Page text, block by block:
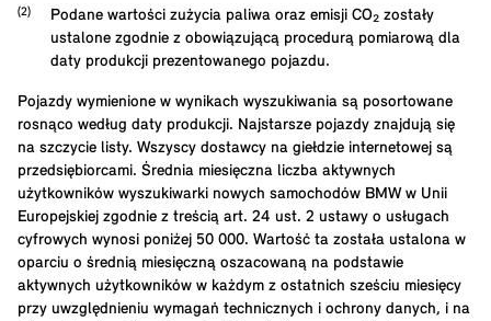
Podane wartości zużycia paliwa oraz emisji CO₂ zostały
ustalone zgodnie z obowiązującą procedurą pomiarową dla
daty produkcji prezentowanego pojazdu.
Pojazdy wymienione w wynikach wyszukiwania są posortowane
rosnąco według daty produkcji. Najstarsze pojazdy znajdują się
na szczycie listy. Wszyscy dostawcy na giełdzie internetowej są
przedsiębiorcami. Średnia miesięczna liczba aktywnych
użytkowników wyszukiwarki nowych samochodów BMW w Unii
Europejskiej zgodnie z treścią art. 24 ust. 2 ustawy o usługach
cyfrowych wynosi poniżej 50 000. Wartość ta została ustalona w
oparciu o średnią miesięczną oszacowaną na podstawie
aktywnych użytkowników w każdym z ostatnich sześciu miesięcy
przy uwzględnieniu wymagań technicznych i ochrony danych, i na